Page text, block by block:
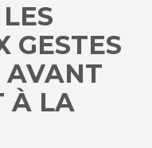
GESTES
AVANT
À LA